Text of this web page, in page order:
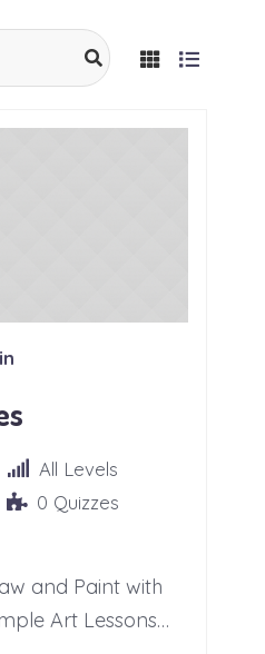
All Levels
0 Quizzes
and Paint with
Art Lessons